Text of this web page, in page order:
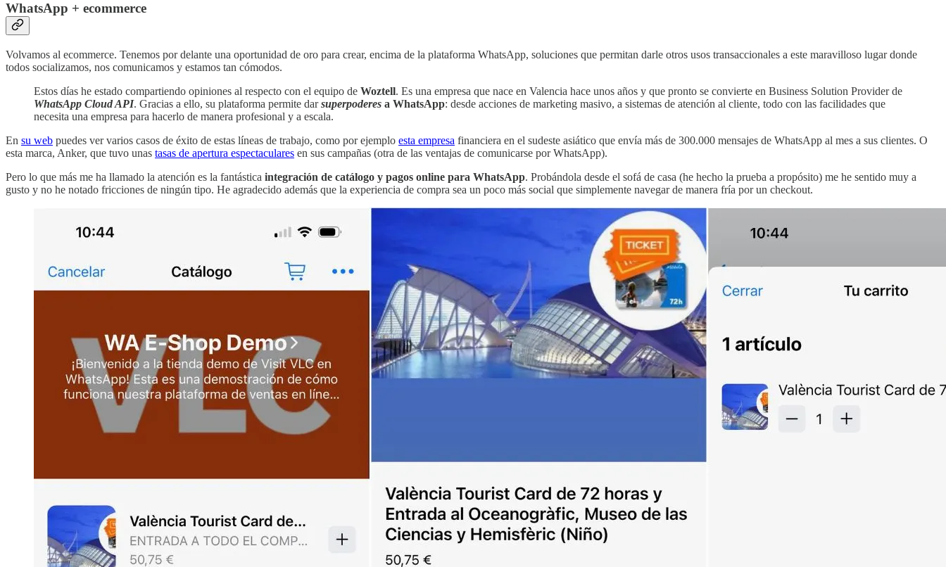
WhatsApp + ecommerce
Volvamos al ecommerce. Tenemos por delante una oportunidad de oro para crear, encima de la plataforma WhatsApp, soluciones que permitan darle otros usos transaccionales a este maravilloso lugar donde
todos socializamos, nos comunicamos y estamos tan cómodos.
Estos días he estado compartiendo opiniones al respecto con el equipo de Woztell. Es una empresa que nace en Valencia hace unos años y que pronto se convierte en Business Solution Provider de
WhatsApp Cloud API. Gracias a ello, su plataforma permite darsuperpoderes a WhatsApp: desde acciones de marketing masivo, a sistemas de atención al cliente, todo con las facilidades que
necesita una empresa para hacerlo de manera profesional y a escala.
En su web puedes ver varios casos de éxito de estas líneas de trabajo, como por ejemplo esta empresa financiera en el sudeste asiático que envía más de 300.000 mensajes de WhatsApp al mes a sus clientes. O
esta marca, Anker, que tuvo unas tasas de apertura espectaculares en sus campañas (otra de las ventajas de comunicarse por WhatsApp).
Pero lo que más me ha llamado la atención es la fantástica integración de catálogo y pagos online para WhatsApp. Probándola desde el sofá de casa (he hecho la prueba a propósito) me he sentido muy a
gusto y no he notado fricciones de ningún tipo. He agradecido además que la experiencia de compra sea un poco más social que simplemente navegar de manera fría por un checkout.